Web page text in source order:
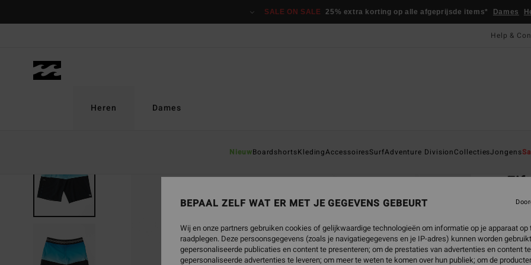
SALE ON SALE 25% extra korting op alle afgeprijsde items* Dames
Help &
Heren
NieuwBoardshortsKledingAccessoiresSurfAdventure DivisionCollectiesJongens
Dames
ECO-
€
SALE
BEPAAL ZELF WAT ER MET JE GEGEVENS GEBEURT
Wij en onze partners gebruiken cookies of gelijkwaardige technologieën om informatie op je apparaat
raadplegen. Deze persoonsgegevens (zoals je navigatiegegevens en je IP-adres) kunnen worden
gepersonaliseerde publicaties en content te presenteren; om de prestaties van advertenties en content
gepersonaliseerde advertenties te leveren; om meer te weten te komen over hun publiek; om de